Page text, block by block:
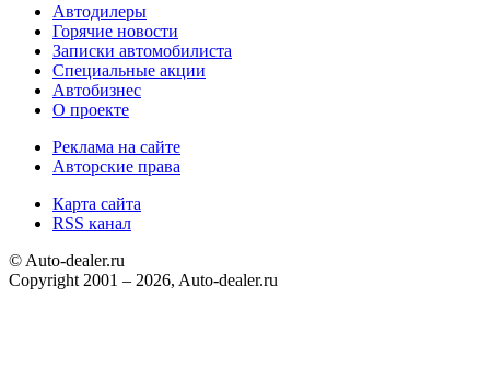
Автодилеры
Горячие новости
Записки автомобилиста
Специальные акции
Автобизнес
О проекте
Реклама на сайте
Авторские права
Карта сайта
RSS канал
© Auto-dealer.ru
Copyright 2001 – 2026, Auto-dealer.ru